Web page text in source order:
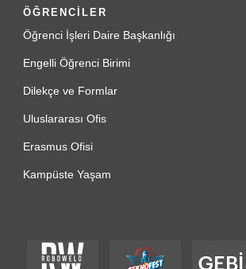
ÖĞRENCİLER
Öğrenci İşleri Daire Başkanlığı
Engelli Öğrenci Birimi
Dilekçe ve Formlar
Uluslararası Ofis
Erasmus Ofisi
Kampüste Yaşam